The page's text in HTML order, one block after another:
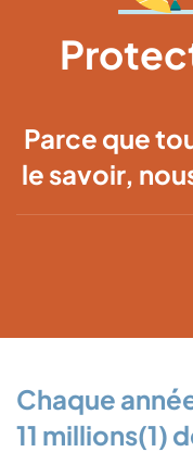
Parce que
le savoir,
Chaque
11 millions(1)